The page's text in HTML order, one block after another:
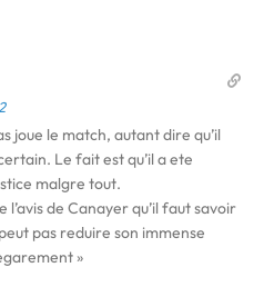
joue le match, autant dire qu’il
Le fait est qu’il a ete
malgre tout.
de Canayer qu’il faut savoir
pas reduire son immense
»